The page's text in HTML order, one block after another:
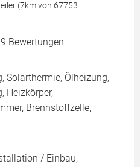
(7km von 67753
Bewertungen
Solarthermie, Ölheizung,
Heizkörper,
Brennstoffzelle,
/ Einbau,